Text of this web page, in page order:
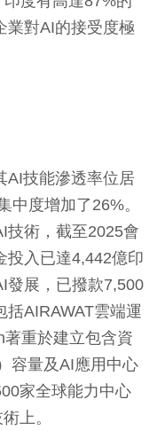
業對AI的接受度極
AI技能滲透率位居
中度增加了26%。
技術，截至2025會
投入已達4,442億印
發展，已撥款7,500
AIRAWAT雲端運
重於建立包含資
容量及AI應用中心
家全球能力中心
上。